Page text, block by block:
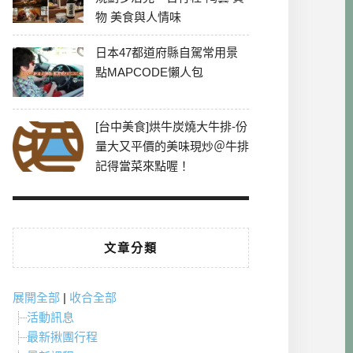
物 美食與人情味
日本47都道府縣自駕常用景
點MAPCODE懶人包
[台中美食]烘牛炭燒大牛排-份
量大又平價的美味現炒＠牛排
記得當菜來點喔！
文章分類
展開全部 | 收合全部
活動訊息
最新揪團行程